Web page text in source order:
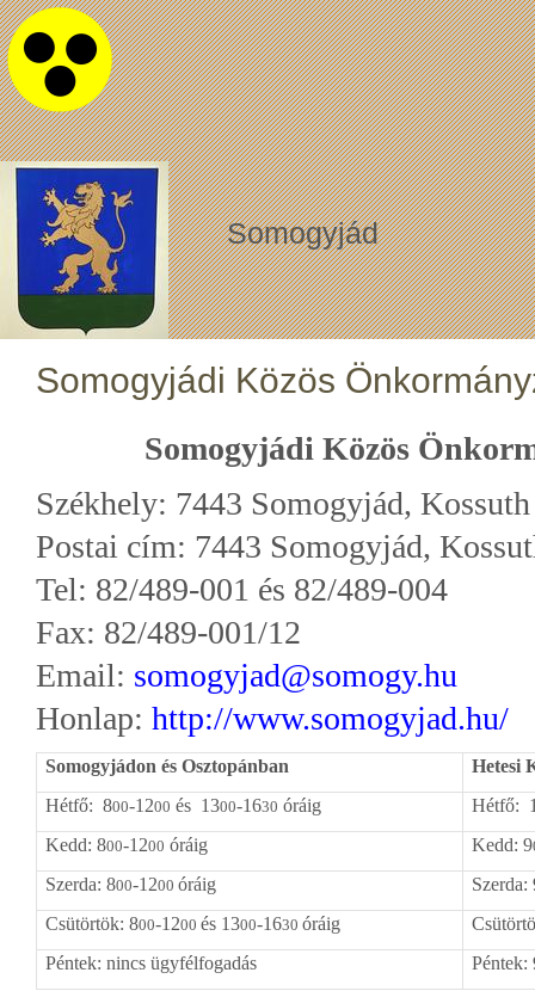
Somogyjád
Somogyjádi Közös
Somogyjádi Közös
Székhely: 7443 Somogyjád,
Postai cím: 7443 Somogyjád,
Tel: 82/489-001 és 82/489-004
Fax: 82/489-001/12
Email: somogyjad@somogy.hu
Honlap: http://www.somogyjad.hu/
Somogyjádon és Osztopánban
Hetesi
Hétfő: 800-1200 és 1300-1630 óráig
Hétfő:
Kedd: 800-1200 óráig Kedd: 9
Szerda: 800-1200 óráig
Szerda:
Csütörtök: 800-1200 és 1300-1630 óráig
Péntek: nincs ügyfélfogadás
Péntek: